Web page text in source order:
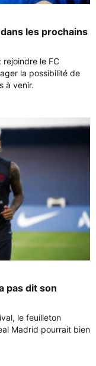
les prochains
rejoindre le FC
la possibilité de
à venir.
pas dit son
le feuilleton
Madrid pourrait bien